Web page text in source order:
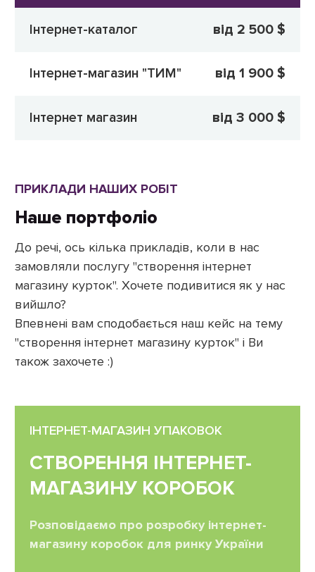
Інтернет-каталог від 2 500 $
Інтернет-магазин "ТИМ" від 1 900 $
Інтернет магазин від 3 000 $
ПРИКЛАДИ НАШИХ РОБІТ
Наше портфоліо
До речі, ось кілька прикладів, коли в нас
замовляли послугу "створення інтернет
магазину курток". Хочете подивитися як у нас
вийшло?
Впевнені вам сподобається наш кейс на тему
"створення інтернет магазину курток" і Ви
також захочете :)
ІНТЕРНЕТ-МАГАЗИН УПАКОВОК
СТВОРЕННЯ ІНТЕРНЕТ-
МАГАЗИНУ КОРОБОК
Розповідаємо про розробку інтернет-
магазину коробок для ринку України